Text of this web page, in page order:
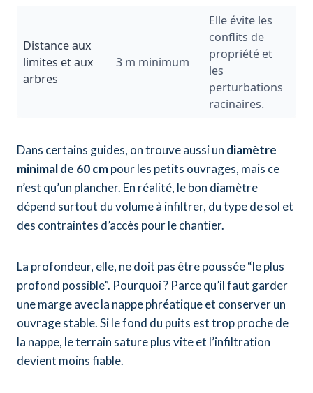
Distance aux
limites et aux
arbres
3 m minimum
Elle évite les
conflits de
propriété et
les
perturbations
racinaires.
Dans certains guides, on trouve aussi un diamètre
minimal de 60 cmpour les petits ouvrages, mais ce
n’est qu’un plancher. En réalité, le bon diamètre
dépend surtout du volume à infiltrer, du type de sol et
des contraintes d’accès pour le chantier.
La profondeur, elle, ne doit pas être poussée “le plus
profond possible”. Pourquoi ? Parce qu’il faut garder
une marge avec la nappe phréatique et conserver un
ouvrage stable. Si le fond du puits est trop proche de
la nappe, le terrain sature plus vite et l’infiltration
devient moins fiable.